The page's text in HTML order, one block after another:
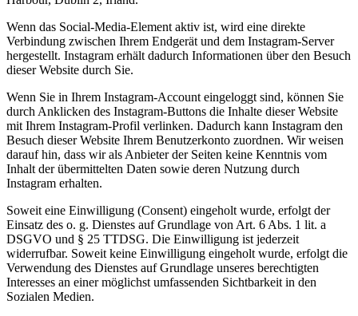
Wenn das Social-Media-Element aktiv ist, wird eine direkte
Verbindung zwischen Ihrem Endgerät und dem Instagram-Server
hergestellt. Instagram erhält dadurch Informationen über den Besuch
dieser Website durch Sie.
Wenn Sie in Ihrem Instagram-Account eingeloggt sind, können Sie
durch Anklicken des Instagram-Buttons die Inhalte dieser Website
mit Ihrem Instagram-Profil verlinken. Dadurch kann Instagram den
Besuch dieser Website Ihrem Benutzerkonto zuordnen. Wir weisen
darauf hin, dass wir als Anbieter der Seiten keine Kenntnis vom
Inhalt der übermittelten Daten sowie deren Nutzung durch
Instagram erhalten.
Soweit eine Einwilligung (Consent) eingeholt wurde, erfolgt der
Einsatz des o. g. Dienstes auf Grundlage von Art. 6 Abs. 1 lit. a
DSGVO und § 25 TTDSG. Die Einwilligung ist jederzeit
widerrufbar. Soweit keine Einwilligung eingeholt wurde, erfolgt die
Verwendung des Dienstes auf Grundlage unseres berechtigten
Interesses an einer möglichst umfassenden Sichtbarkeit in den
Sozialen Medien.